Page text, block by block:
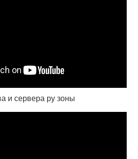
и сервера ру зоны